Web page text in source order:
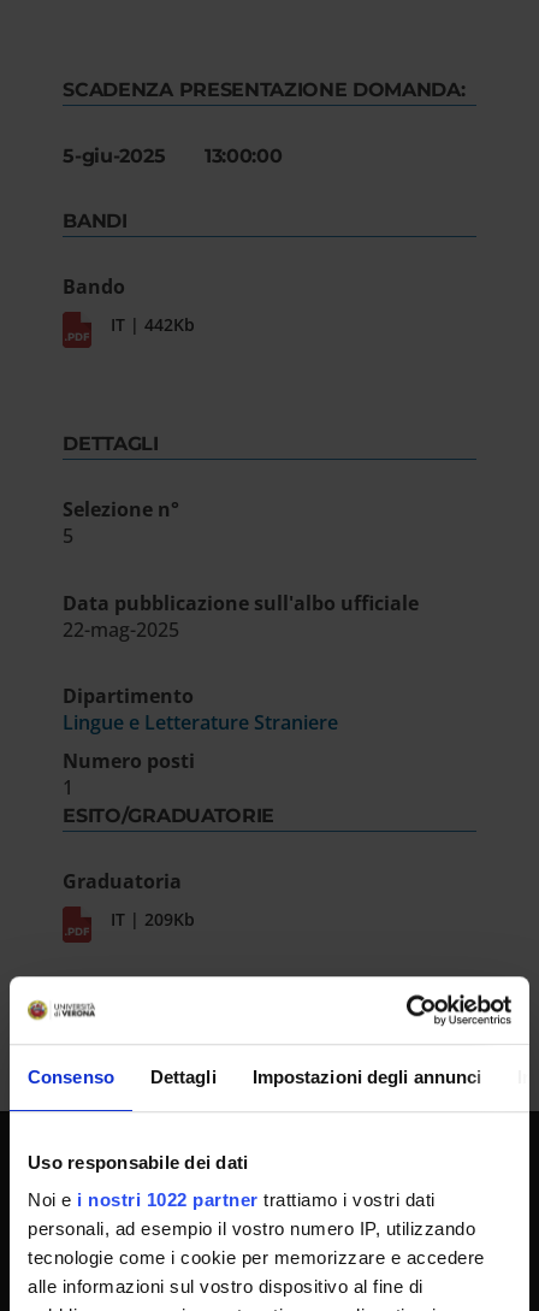
Consenso Dettagli Impostazioni degli annunci
Uso responsabile dei dati
Noi e i nostri 1022 partner trattiamo i vostri dati
personali, ad esempio il vostro numero IP, utilizzando
tecnologie come i cookie per memorizzare e accedere
alle informazioni sul vostro dispositivo al fine di
SCADENZA PRESENTAZIONE DOMANDA:
5-giu-2025 13:00:00
BANDI
Bando
IT | 442Kb
DETTAGLI
Selezione n°
5
Data pubblicazione sull'albo ufficiale
22-mag-2025
Dipartimento
Lingue e Letterature Straniere
Numero posti
1
ESITO/GRADUATORIE
Graduatoria
IT | 209Kb
SPORTELLO ATENEO
Amministrazione trasparente